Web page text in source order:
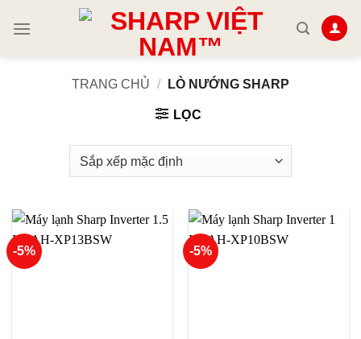
TRANG CHỦ / LÒ NƯỚNG SHARP
LỌC
-5% -5%